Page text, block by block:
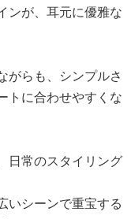
ンが、耳元に優雅な
がらも、シンプルさ
トに合わせやすくな
日常のスタイリング
いシーンで重宝する